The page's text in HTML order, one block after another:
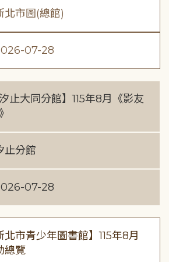
北市圖(總館)
07-28
汐止大同分館】115年8月《影友
止分館
07-28
北市青少年圖書館】115年8月
總覽